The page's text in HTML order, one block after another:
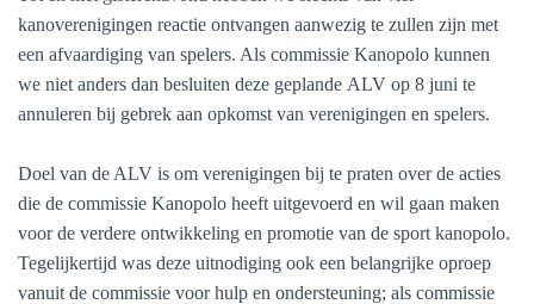
kanoverenigingen reactie ontvangen aanwezig te zullen zijn met
een afvaardiging van spelers. Als commissie Kanopolo kunnen
we niet anders dan besluiten deze geplande ALV op 8 juni te
annuleren bij gebrek aan opkomst van verenigingen en spelers.
Doel van de ALV is om verenigingen bij te praten over de acties
die de commissie Kanopolo heeft uitgevoerd en wil gaan maken
voor de verdere ontwikkeling en promotie van de sport kanopolo.
Tegelijkertijd was deze uitnodiging ook een belangrijke oproep
vanuit de commissie voor hulp en ondersteuning; als commissie